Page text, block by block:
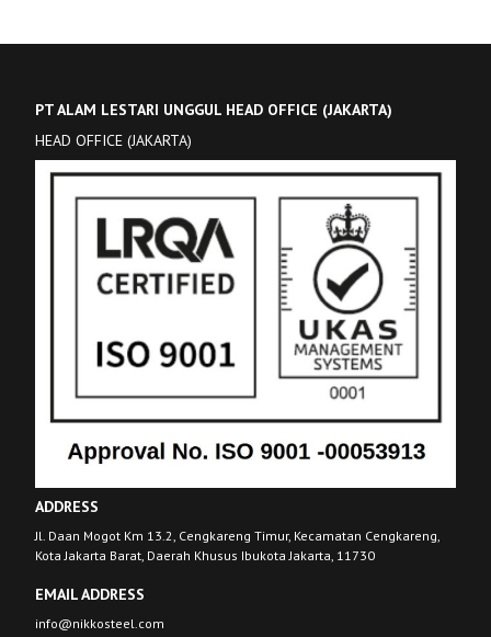
PT ALAM LESTARI UNGGUL HEAD OFFICE (JAKARTA)
HEAD OFFICE (JAKARTA)
ADDRESS
Jl. Daan Mogot Km 13.2, Cengkareng Timur, Kecamatan Cengkareng,
Kota Jakarta Barat, Daerah Khusus Ibukota Jakarta, 11730
EMAIL ADDRESS
info@nikkosteel.com